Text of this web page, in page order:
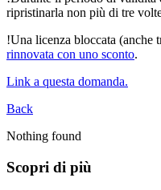
ripristinarla non più di tre
!Una licenza bloccata (anche
rinnovata con uno sconto.
Link a questa domanda.
Back
Nothing found
Scopri di più